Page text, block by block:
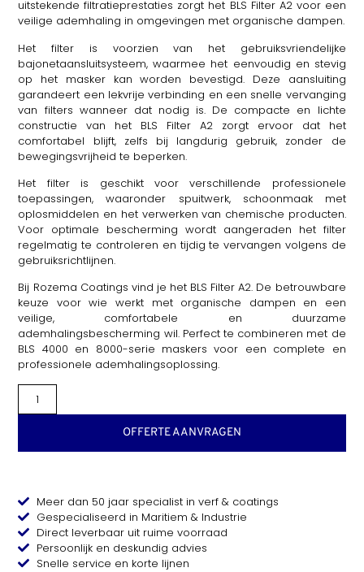
uitstekende filtratieprestaties zorgt het BLS Filter A2 voor een
veilige ademhaling in omgevingen met organische dampen.
Het filter is voorzien van het gebruiksvriendelijke
bajonetaansluitsysteem, waarmee het eenvoudig en stevig
op het masker kan worden bevestigd. Deze aansluiting
garandeert een lekvrije verbinding en een snelle vervanging
van filters wanneer dat nodig is. De compacte en lichte
constructie van het BLS Filter A2 zorgt ervoor dat het
comfortabel blijft, zelfs bij langdurig gebruik, zonder de
bewegingsvrijheid te beperken.
Het filter is geschikt voor verschillende professionele
toepassingen, waaronder spuitwerk, schoonmaak met
oplosmiddelen en het verwerken van chemische producten.
Voor optimale bescherming wordt aangeraden het filter
regelmatig te controleren en tijdig te vervangen volgens de
gebruiksrichtlijnen.
Bij Rozema Coatings vind je het BLS Filter A2. De betrouwbare
keuze voor wie werkt met organische dampen en een
veilige, comfortabele en duurzame
ademhalingsbescherming wil. Perfect te combineren met de
BLS 4000 en 8000-serie maskers voor een complete en
professionele ademhalingsoplossing.
OFFERTE AANVRAGEN
Meer dan 50 jaar specialist in verf & coatings
Gespecialiseerd in Maritiem & Industrie
Direct leverbaar uit ruime voorraad
Persoonlijk en deskundig advies
Snelle service en korte lijnen